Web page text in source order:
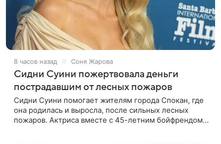
8 часов назад Соня Жарова
Сидни Суини пожертвовала деньги
пострадавшим от лесных пожаров
Сидни Суини помогает жителям города Спокан, где
она родилась и выросла, после сильных лесных
пожаров. Актриса вместе с 45-летним бойфрендом